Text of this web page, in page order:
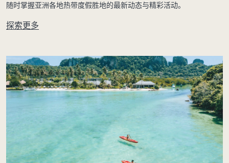
随时掌握亚洲各地热带度假胜地的最新动态与精彩活动。
探索更多